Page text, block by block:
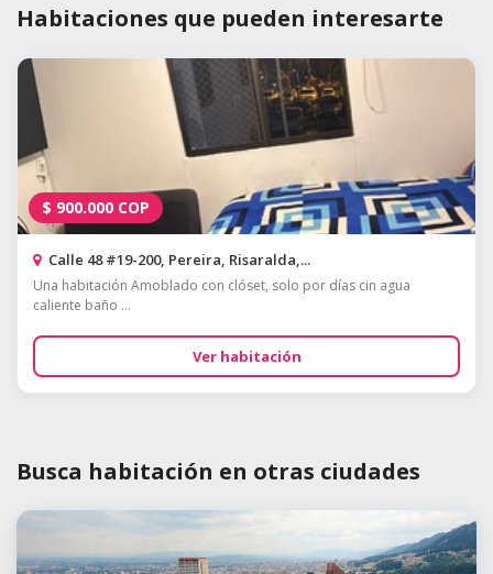
Habitaciones que pueden interesarte
$ 900.000 COP
Calle 48 #19-200, Pereira, Risaralda,...
Una habitación Amoblado con clóset, solo por días cin agua
caliente baño ...
Ver habitación
Busca habitación en otras ciudades